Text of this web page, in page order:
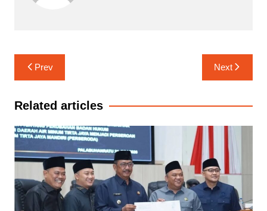
Navigasi
pos
Prev Next
Related articles